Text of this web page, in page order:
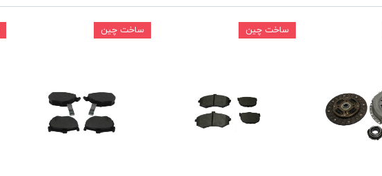
ساخت چین ساخت چین